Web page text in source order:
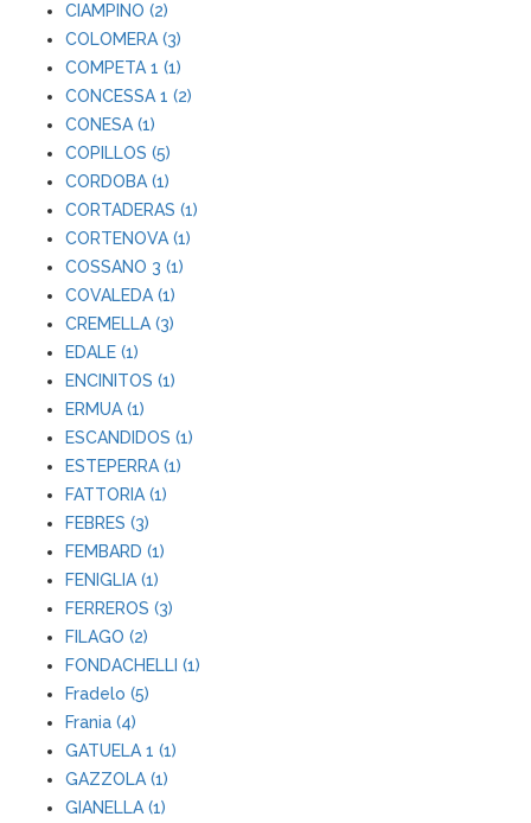
CIAMPINO (2)
COLOMERA (3)
COMPETA 1 (1)
CONCESSA 1 (2)
CONESA (1)
COPILLOS (5)
CORDOBA (1)
CORTADERAS (1)
CORTENOVA (1)
COSSANO 3 (1)
COVALEDA (1)
CREMELLA (3)
EDALE (1)
ENCINITOS (1)
ERMUA (1)
ESCANDIDOS (1)
ESTEPERRA (1)
FATTORIA (1)
FEBRES (3)
FEMBARD (1)
FENIGLIA (1)
FERREROS (3)
FILAGO (2)
FONDACHELLI (1)
Fradelo (5)
Frania (4)
GATUELA 1 (1)
GAZZOLA (1)
GIANELLA (1)